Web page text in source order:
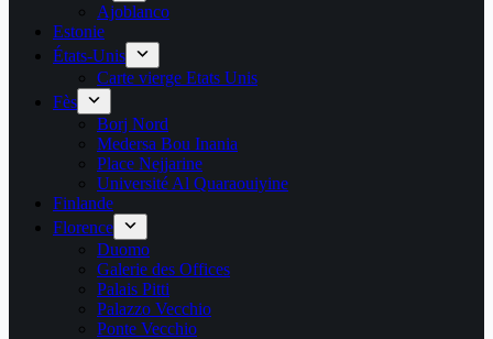
Ajoblanco
Estonie
États-Unis
Carte vierge Etats Unis
Fès
Borj Nord
Medersa Bou Inania
Place Nejjarine
Université Al Quaraouiyine
Finlande
Florence
Duomo
Galerie des Offices
Palais Pitti
Palazzo Vecchio
Ponte Vecchio